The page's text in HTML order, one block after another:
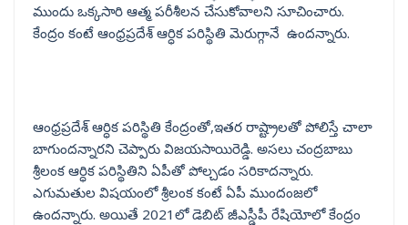
ముందు ఒక్కసారి ఆత్మ పరీశీలన చేసుకోవాలని సూచించారు.
కేంద్రం కంటే ఆంధ్రప్రదేశ్ ఆర్ధిక పరిస్థితి మెరుగ్గానే ఉందన్నారు.
ఆంధ్రప్రదేశ్ ఆర్ధిక పరిస్థితి కేంద్రంతో,ఇతర రాష్ట్రాలతో పోలిస్తే చాలా
బాగుందన్నారని చెప్పారు విజయసాయిరెడ్డి. అసలు చంద్రబాబు
శ్రీలంక ఆర్ధిక పరిస్థితిని ఏపీతో పోల్చడం సరికాదన్నారు.
ఎగుమతుల విషయంలో శ్రీలంక కంటే ఏపీ ముందంజలో
ఉందన్నారు. అయితే 2021లో డెబిట్ జీఎస్డీపీ రేషియోలో కేంద్రం